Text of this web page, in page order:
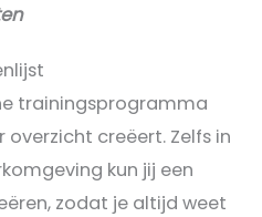
trainingsprogramma
creëert. Zelfs in
kun jij een
zodat je altijd weet